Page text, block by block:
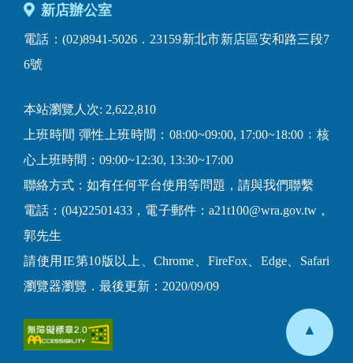
新店辦公室
電話：(02)8941-5026．23159新北市新店區安和路三段7
6號
本站瀏覽人次: 2,622,810
上班時間 彈性上班時間：08:00~09:00, 17:00~18:00﹔核
心上班時間：09:00~12:30, 13:30~17:00
聯絡方式：如有任何平台使用等問題，請與我們聯繫
電話：(04)22501433，電子郵件：a21t100@wra.gov.tw，
郭先生
請使用IE第10版以上、Chrome、FireFox、Edge、Safari
瀏覽器瀏覽．最後更新：2020/09/09
▲